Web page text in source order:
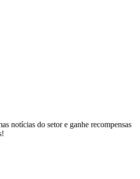
notícias do setor e ganhe recompensas